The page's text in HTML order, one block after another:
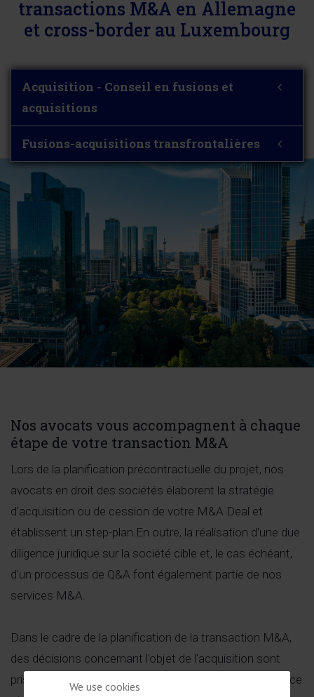
transactions M&A en Allemagne
et cross-border au Luxembourg
Acquisition - Conseil en fusions et
acquisitions
Fusions-acquisitions transfrontalières
Nos avocats vous accompagnent à chaque
étape de votre transaction M&A
Lors de la planification précontractuelle du projet, nos
avocats en droit des sociétés élaborent la stratégie
d'acquisition ou de cession de votre M&A Deal et
établissent un step-plan.En outre, la réalisation d'une due
diligence juridique sur la société cible et, le cas échéant,
d'un processus de Q&A font également partie de nos
services M&A.
Dans le cadre de la planification de la transaction M&A,
des décisions concernant l'objet de l'acquisition sont
prises en tenant compte des résultats de la due diligence
We use cookies